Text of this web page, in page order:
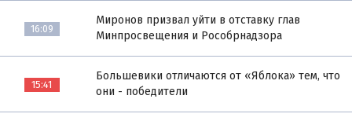
16:09
Миронов призвал уйти в отставку глав
Минпросвещения и Рособрнадзора
15:41
Большевики отличаются от «Яблока» тем, что
они - победители